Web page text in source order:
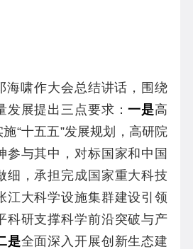
海啸作大会总结讲话，围绕
发展提出三点要求：一是高
“十五五”发展规划，高研院
参与其中，对标国家和中国
细，承担完成国家重大科技
江大科学设施集群建设引领
科研支撑科学前沿突破与产
是全面深入开展创新生态建